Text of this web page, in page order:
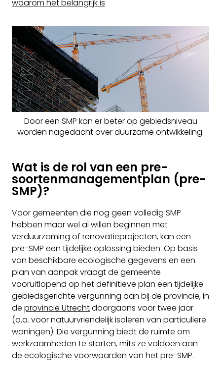
waarom het belangrijk is
Door een SMP kan er beter op gebiedsniveau
worden nagedacht over duurzame ontwikkeling.
Wat is de rol van een pre-
soortenmanagementplan (pre-
SMP)?
Voor gemeenten die nog geen volledig SMP
hebben maar wel al willen beginnen met
verduurzaming of renovatieprojecten, kan een
pre-SMP een tijdelijke oplossing bieden. Op basis
van beschikbare ecologische gegevens en een
plan van aanpak vraagt de gemeente
vooruitlopend op het definitieve plan een tijdelijke
gebiedsgerichte vergunning aan bij de provincie, in
de provincie Utrechtdoorgaans voor twee jaar
(o.a. voor natuurvriendelijk isoleren van particuliere
woningen). Die vergunning biedt de ruimte om
werkzaamheden te starten, mits ze voldoen aan
de ecologische voorwaarden van het pre-SMP.